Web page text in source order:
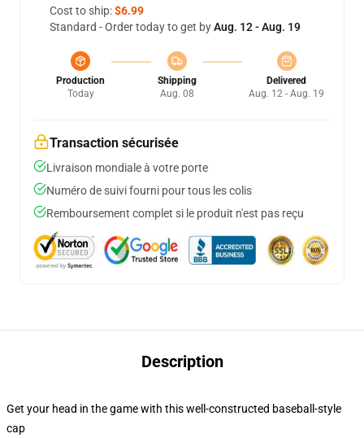
Cost to ship:$6.99
Standard - Order today to get byAug. 12 - Aug. 19
Production
Today
Shipping
Aug. 08
Delivered
Aug. 12 - Aug. 19
Transaction sécurisée
Livraison mondiale à votre porte
Numéro de suivi fourni pour tous les colis
Remboursement complet si le produit n'est pas reçu
Description
Get your head in the game with this well-constructed baseball-style
cap